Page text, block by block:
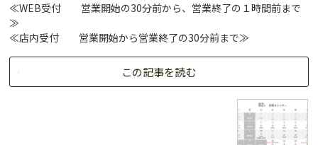
≪WEB受付 営業開始の30分前から、営業終了の１時間前まで
≫
≪店内受付 営業開始から営業終了の30分前まで≫
この記事を読む